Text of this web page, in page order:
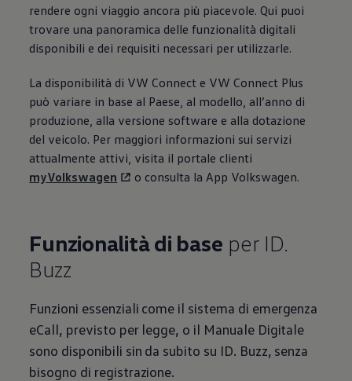
rendere ogni viaggio ancora più piacevole. Qui puoi
trovare una panoramica delle funzionalità digitali
disponibili e dei requisiti necessari per utilizzarle.
La disponibilità di VW Connect e VW Connect Plus
può variare in base al Paese, al modello, all’anno di
produzione, alla versione software e alla dotazione
del veicolo. Per maggiori informazioni sui servizi
attualmente attivi, visita il portale clienti
myVolkswagen
o consulta la App Volkswagen.
Funzionalità di base per ID.
Buzz
Funzioni essenziali come il sistema di emergenza
eCall, previsto per legge, o il Manuale Digitale
sono disponibili sin da subito su ID. Buzz, senza
bisogno di registrazione.